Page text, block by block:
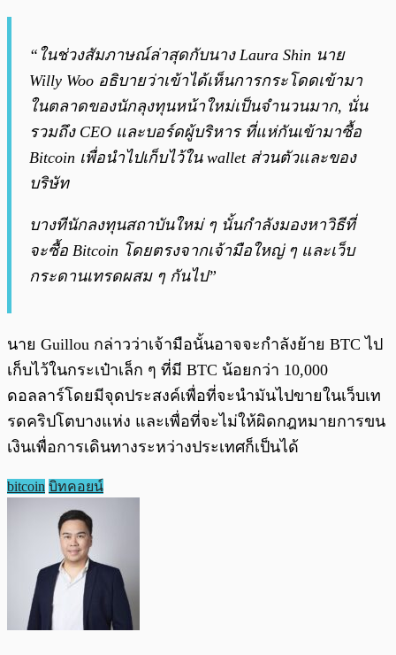
“ในช่วงสัมภาษณ์ล่าสุดกับนาง Laura Shin นาย
Willy Woo อธิบายว่าเข้าได้เห็นการกระโดดเข้ามา
ในตลาดของนักลุงทุนหน้าใหม่เป็นจำนวนมาก, นั่น
รวมถึง CEO และบอร์ดผู้บริหาร ที่แห่กันเข้ามาซื้อ
Bitcoin เพื่อนำไปเก็บไว้ใน wallet ส่วนตัวและของ
บริษัท
บางทีนักลงทุนสถาบันใหม่ ๆ นั้นกำลังมองหาวิธีที่
จะซื้อ Bitcoin โดยตรงจากเจ้ามือใหญ่ ๆ และเว็บ
กระดานเทรดผสม ๆ กันไป”
นาย Guillou กล่าวว่าเจ้ามือนั้นอาจจะกำลังย้าย BTC ไป
เก็บไว้ในกระเป๋าเล็ก ๆ ที่มี BTC น้อยกว่า 10,000
ดอลลาร์โดยมีจุดประสงค์เพื่อที่จะนำมันไปขายในเว็บเท
รดคริปโตบางแห่ง และเพื่อที่จะไม่ให้ผิดกฎหมายการขน
เงินเพื่อการเดินทางระหว่างประเทศก็เป็นได้
bitcoin บิทคอยน์